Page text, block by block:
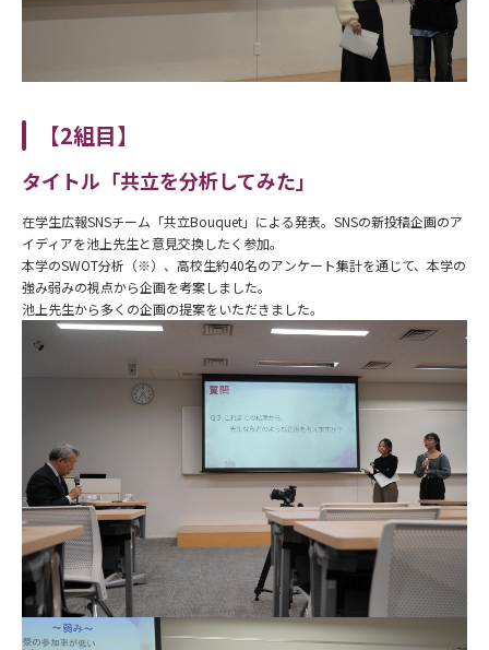
【2組目】
タイトル「共立を分析してみた」
在学生広報SNSチーム「共立Bouquet」による発表。SNSの新投稿企画のア
イディアを池上先生と意見交換したく参加。
本学のSWOT分析（※）、高校生約40名のアンケート集計を通じて、本学の
強み弱みの視点から企画を考案しました。
池上先生から多くの企画の提案をいただきました。